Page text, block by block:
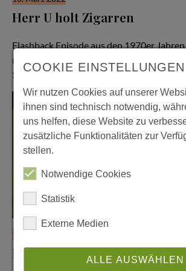
Herr U holt Zigarren
Flashback Episode aus den 1970er
mit einem Handicap eingeschult, nachdem
Sommerferien noch einmal richtig die Sau…
16. März 2022
Herr U verliert einen ganzen
COOKIE EINSTELLUNGEN
Wir nutzen Cookies auf unserer
ihnen sind technisch notwendig,
uns helfen, diese Website zu
zusätzliche Funktionalitäten zur
stellen.
Notwendige Cookies
Statistik
Externe Medien
ALLE AUSWÄHLEN